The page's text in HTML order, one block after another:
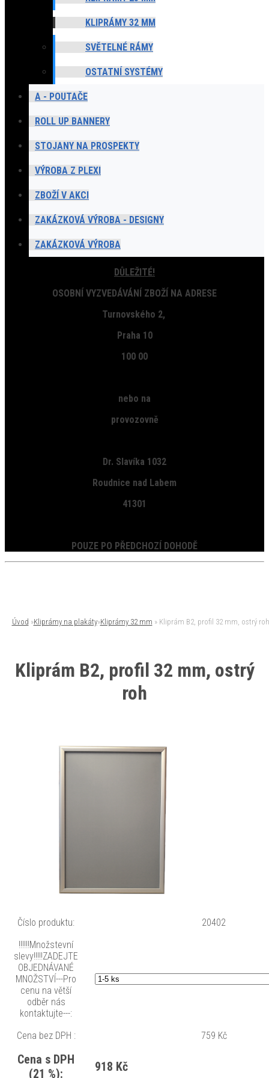
KLIPRÁMY 32 MM
SVĚTELNÉ RÁMY
OSTATNÍ SYSTÉMY
A - POUTAČE
ROLL UP BANNERY
STOJANY NA PROSPEKTY
VÝROBA Z PLEXI
ZBOŽÍ V AKCI
ZAKÁZKOVÁ VÝROBA - DESIGNY
ZAKÁZKOVÁ VÝROBA
DŮLEŽITÉ!
OSOBNÍ VYZVEDÁVÁNÍ ZBOŽÍ NA ADRESE
Turnovského 2,
Praha 10
100 00
nebo na
provozovně
Dr. Slavíka 1032
Roudnice nad Labem
41301
POUZE PO PŘEDCHOZÍ DOHODĚ
Úvod »Kliprámy na plakáty»Kliprámy 32 mm » Kliprám B2, profil 32 mm, ostrý roh
Kliprám B2, profil 32 mm, ostrý
roh
Číslo produktu:
20402
!!!!!!Množstevní
slevy!!!!!ZADEJTE
OBJEDNÁVANÉ
MNOŽSTVÍ---Pro
cenu na větší
odběr nás
kontaktujte---:
Cena bez DPH :
759 Kč
Cena s DPH
(21 %):
918 Kč